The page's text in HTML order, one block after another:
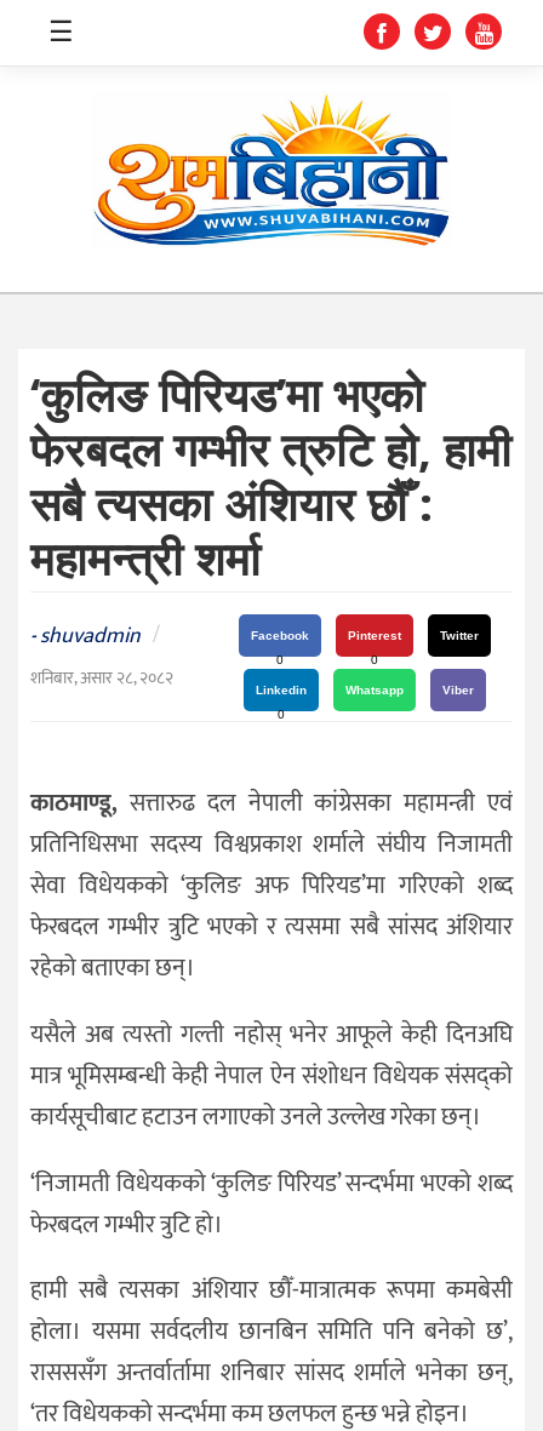
स्वास्थ्य
शिक्षा
संघीय
प्रविधि
जीवनशैली
दर्शन
संस्कृति
विचार
☰
‘कुलिङ पिरियड’मा भएको
फेरबदल गम्भीर त्रुटि हो, हामी
सबै त्यसका अंशियार छौँ :
महामन्त्री शर्मा
-shuvadmin /
शनिबार, असार २८, २०८२
Facebook
0
Pinterest
0
Twitter
Linkedin
0
Whatsapp Viber
काठमाण्डू, सत्तारुढ दल नेपाली कांग्रेसका महामन्त्री एवं
प्रतिनिधिसभा सदस्य विश्वप्रकाश शर्माले संघीय निजामती
सेवा विधेयकको ‘कुलिङ अफ पिरियड’मा गरिएको शब्द
फेरबदल गम्भीर त्रुटि भएको र त्यसमा सबै सांसद अंशियार
रहेको बताएका छन्।
यसैले अब त्यस्तो गल्ती नहोस् भनेर आफूले केही दिनअघि
मात्र भूमिसम्बन्धी केही नेपाल ऐन संशोधन विधेयक संसद्‌को
कार्यसूचीबाट हटाउन लगाएको उनले उल्लेख गरेका छन्।
‘निजामती विधेयकको ‘कुलिङ पिरियड’ सन्दर्भमा भएको शब्द
फेरबदल गम्भीर त्रुटि हो।
हामी सबै त्यसका अंशियार छौँ-मात्रात्मक रूपमा कमबेसी
होला। यसमा सर्वदलीय छानबिन समिति पनि बनेको छ’,
रासससँग अन्तर्वार्तामा शनिबार सांसद शर्माले भनेका छन्,
‘तर विधेयकको सन्दर्भमा कम छलफल हुन्छ भन्ने होइन।